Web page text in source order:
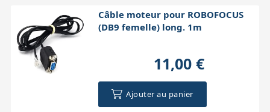
Câble moteur pour ROBOFOCUS
(DB9 femelle) long. 1m
11,00 €
Ajouter au panier